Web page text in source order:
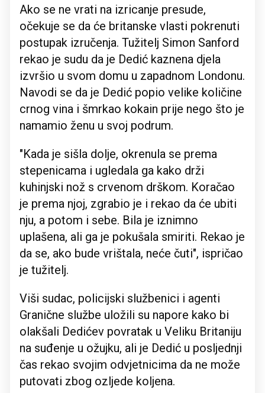
Ako se ne vrati na izricanje presude,
očekuje se da će britanske vlasti pokrenuti
postupak izručenja. Tužitelj Simon Sanford
rekao je sudu da je Dedić kaznena djela
izvršio u svom domu u zapadnom Londonu.
Navodi se da je Dedić popio velike količine
crnog vina i šmrkao kokain prije nego što je
namamio ženu u svoj podrum.
"Kada je sišla dolje, okrenula se prema
stepenicama i ugledala ga kako drži
kuhinjski nož s crvenom drškom. Koračao
je prema njoj, zgrabio je i rekao da će ubiti
nju, a potom i sebe. Bila je iznimno
uplašena, ali ga je pokušala smiriti. Rekao je
da se, ako bude vrištala, neće čuti", ispričao
je tužitelj.
Viši sudac, policijski službenici i agenti
Granične službe uložili su napore kako bi
olakšali Dedićev povratak u Veliku Britaniju
na suđenje u ožujku, ali je Dedić u posljednji
čas rekao svojim odvjetnicima da ne može
putovati zbog ozljede koljena.